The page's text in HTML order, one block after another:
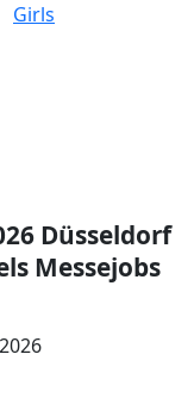
Girls
Düsseldorf
Messejobs